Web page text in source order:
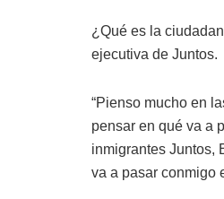
¿Qué es la
ejecutiva de Juntos.
“Pienso mucho en
pensar en qué va a
inmigrantes Juntos,
va a pasar conmigo